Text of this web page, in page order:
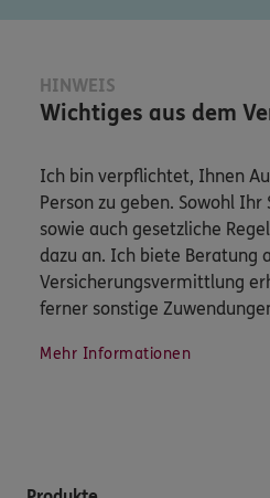
HINWEIS
Wichtiges aus dem
Ich bin verpflichtet, Ihnen
Person zu geben. Sowohl
sowie auch gesetzliche
dazu an. Ich biete Beratung
Versicherungsvermittlung
ferner sonstige
Mehr Informationen